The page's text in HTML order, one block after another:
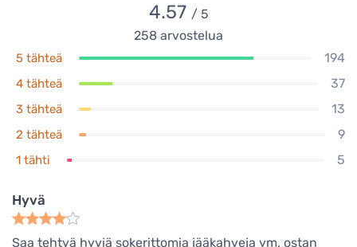
4.57 / 5
258 arvostelua
5 tähteä 194
4 tähteä 37
3 tähteä 13
2 tähteä 9
1 tähti 5
Hyvä
Saa tehtyä hyviä sokerittomia jääkahveja ym, ostan